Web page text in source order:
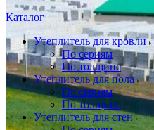
Каталог
Утеплитель для кровли
По сериям
По толщине
Утеплитель для пола
По сериям
По толщине
Утеплитель для стен